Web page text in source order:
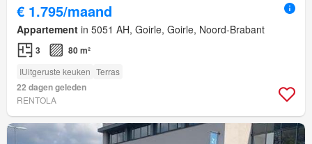
€ 1.795/maand
Appartement in 5051 AH, Goirle, Goirle, Noord-Brabant
3 80 m²
IUitgeruste keuken Terras
22 dagen geleden
RENTOLA